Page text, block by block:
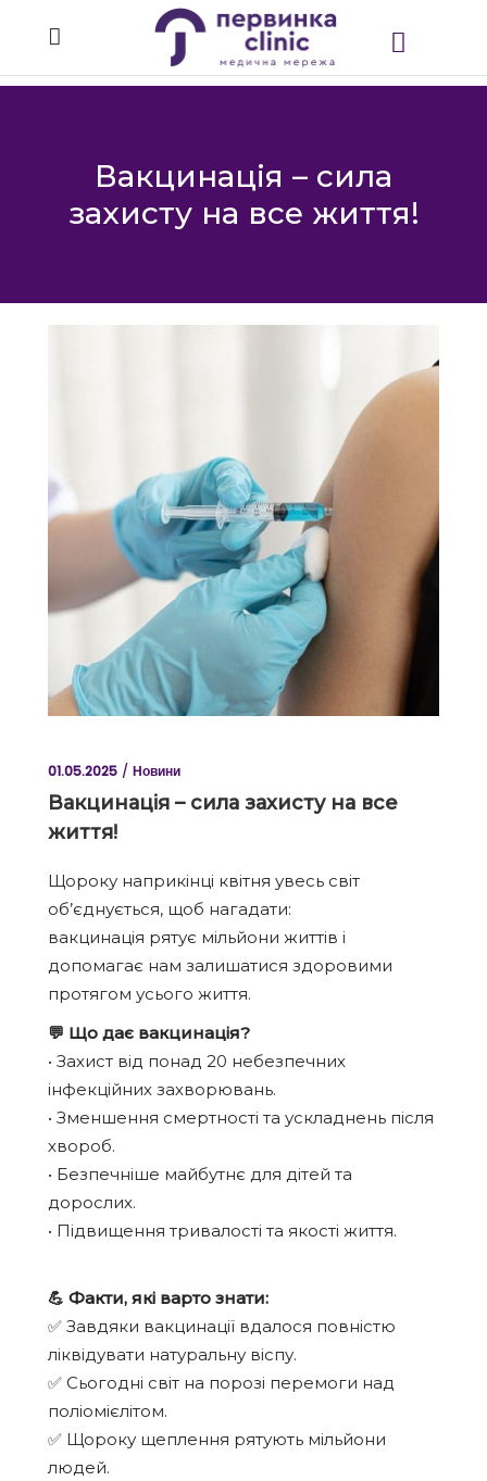
Вакцинація – сила
захисту на все життя!
01.05.2025 Новини
Вакцинація – сила захисту на все
життя!
Щороку наприкінці квітня увесь світ
об’єднується, щоб нагадати:
вакцинація рятує мільйони життів і
допомагає нам залишатися здоровими
протягом усього життя.
💬 Що дає вакцинація?
• Захист від понад 20 небезпечних
інфекційних захворювань.
• Зменшення смертності та ускладнень після
хвороб.
• Безпечніше майбутнє для дітей та
дорослих.
• Підвищення тривалості та якості життя.
💪 Факти, які варто знати:
✅ Завдяки вакцинації вдалося повністю
ліквідувати натуральну віспу.
✅ Сьогодні світ на порозі перемоги над
поліомієлітом.
✅ Щороку щеплення рятують мільйони
людей.